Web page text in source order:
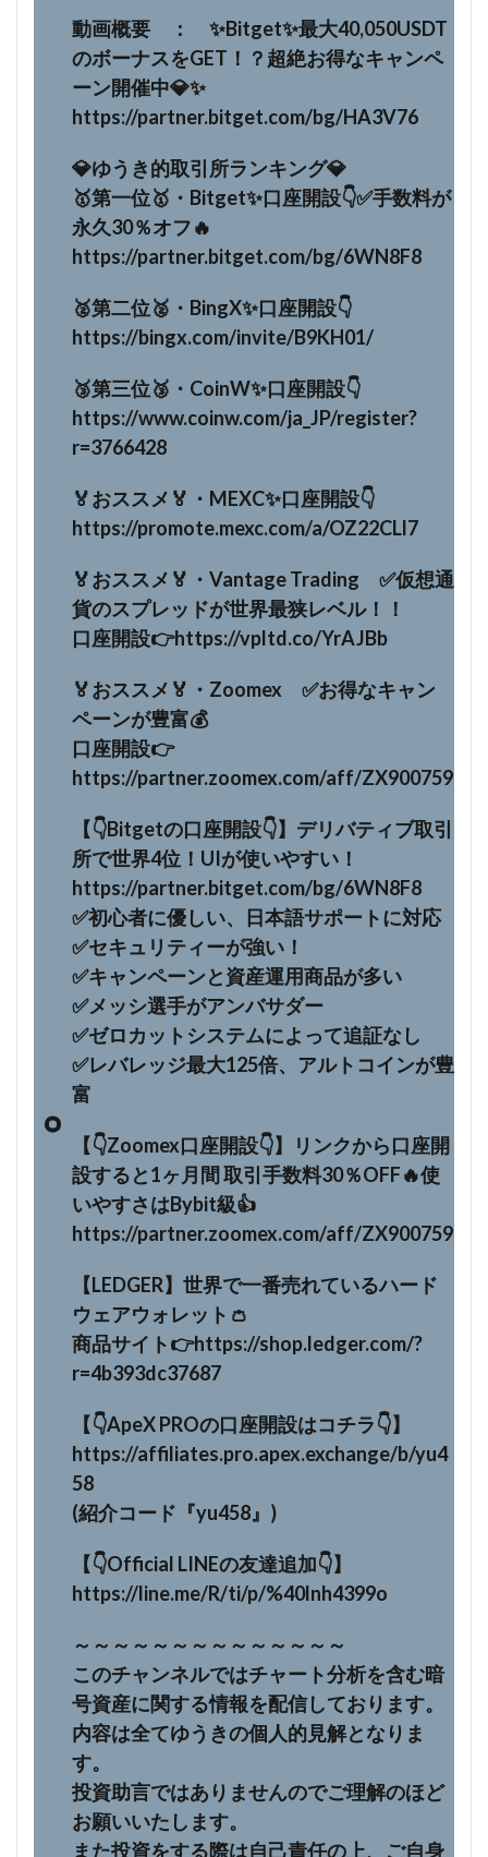
動画概要 ： ✨Bitget✨最大40,050USDT
のボーナスをGET！？超絶お得なキャンペ
ーン開催中💎✨
https://partner.bitget.com/bg/HA3V76
💎ゆうき的取引所ランキング💎
🥇第一位🥇・Bitget✨口座開設👇✅手数料が
永久30％オフ🔥
https://partner.bitget.com/bg/6WN8F8
🥈第二位🥈・BingX✨口座開設👇
https://bingx.com/invite/B9KH01/
🥉第三位🥉・CoinW✨口座開設👇
https://www.coinw.com/ja_JP/register?
r=3766428
🏅おススメ🏅・MEXC✨口座開設👇
https://promote.mexc.com/a/OZ22CLl7
🏅おススメ🏅・Vantage Trading ✅仮想通
貨のスプレッドが世界最狭レベル！！
口座開設👉https://vpltd.co/YrAJBb
🏅おススメ🏅・Zoomex ✅お得なキャン
ペーンが豊富💰
口座開設👉
https://partner.zoomex.com/aff/ZX900759
【👇Bitgetの口座開設👇】デリバティブ取引
所で世界4位！UIが使いやすい！
https://partner.bitget.com/bg/6WN8F8
✅初心者に優しい、日本語サポートに対応
✅セキュリティーが強い！
✅キャンペーンと資産運用商品が多い
✅メッシ選手がアンバサダー
✅ゼロカットシステムによって追証なし
✅レバレッジ最大125倍、アルトコインが豊
富
【👇Zoomex口座開設👇】リンクから口座開
設すると1ヶ月間 取引手数料30％OFF🔥使
いやすさはBybit級👍
https://partner.zoomex.com/aff/ZX900759
【LEDGER】世界で一番売れているハード
ウェアウォレット👛
商品サイト👉https://shop.ledger.com/?
r=4b393dc37687
【👇ApeX PROの口座開設はコチラ👇】
https://affiliates.pro.apex.exchange/b/yu4
58
(紹介コード『yu458』)
【👇Official LINEの友達追加👇】
https://line.me/R/ti/p/%40lnh4399o
～～～～～～～～～～～～～～
このチャンネルではチャート分析を含む暗
号資産に関する情報を配信しております。
内容は全てゆうきの個人的見解となりま
す。
投資助言ではありませんのでご理解のほど
お願いいたします。
また投資をする際は自己責任の上、ご自身